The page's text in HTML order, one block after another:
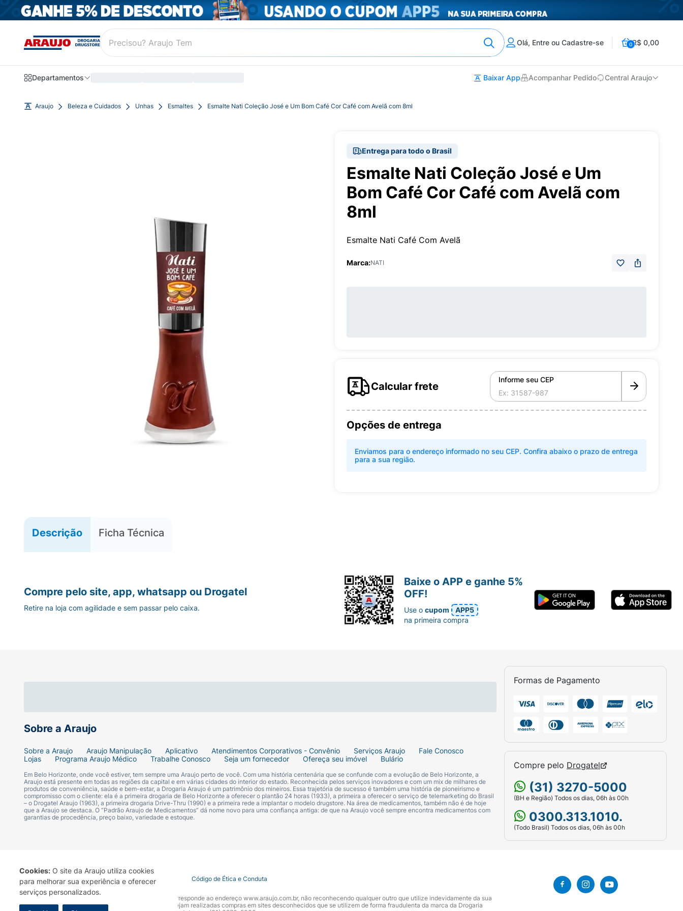
Cookies: O site da Araujo utiliza cookies
para melhorar sua experiência e oferecer
serviços personalizados.
Olá, Entre ou Cadastre-se 0R$ 0,00
Departamentos Baixar App Acompanhar Pedido Central Araujo
Araujo Beleza e Cuidados Unhas Esmaltes Esmalte Nati Coleção José e Um Bom Café Cor Café com Avelã com 8ml
Entrega para todo o Brasil
Esmalte Nati Coleção José e Um
Bom Café Cor Café com Avelã com
8ml
Esmalte Nati Café Com Avelã
Marca:NATI
Calcular frete
Informe seu CEP
Opções de entrega
Enviamos para o endereço informado no seu CEP. Confira abaixo o prazo de entrega
para a sua região.
Descrição Ficha Técnica
Sobre a Araujo
Sobre a Araujo Araujo Manipulação Aplicativo Atendimentos Corporativos - Convênio Serviços Araujo
Fale Conosco
Lojas
Programa Araujo Médico Trabalhe Conosco Seja um fornecedor Ofereça seu imóvel Bulário
Em Belo Horizonte, onde você estiver, tem sempre uma Araujo perto de você. Com uma história centenária que se confunde com a evolução de Belo Horizonte, a
Araujo está presente em todas as regiões da capital e em várias cidades do interior do estado. Reconhecida pelos serviços inovadores e com um mix de milhares de
produtos de conveniência, saúde e bem-estar, a Drogaria Araujo é um patrimônio dos mineiros. Essa trajetória de sucesso é também uma história de pioneirismo e
compromisso com o cliente: ela é a primeira drogaria de Belo Horizonte a oferecer o plantão 24 horas (1933), a primeira a oferecer o serviço de telemarketing do Brasil
– o Drogatel Araujo (1963), a primeira drogaria Drive-Thru (1990) e a primeira rede a implantar o modelo drugstore. Na área de medicamentos, também não é de hoje
que a Araujo se destaca. O “Padrão Araujo de Medicamentos” dá nome novo para uma confiança antiga: de que na Araujo você sempre encontra medicamentos com
garantias de procedência, preço baixo, variedade e estoque.
Formas de Pagamento
Compre pelo Drogatel
(31) 3270-5000
(BH e Região) Todos os dias, 06h às 00h
0300.313.1010.
(Todo Brasil) Todos os dias, 06h às 00h
Compre pelo site, app, whatsapp ou Drogatel
Retire na loja com agilidade e sem passar pelo caixa.
Baixe o APP e ganhe 5%
OFF!
Use ocupom
APP5
na primeira compra
Termo de Uso Portal da Privacidade Covid-19 Código de Ética e Conduta
A Drogaria Araujo S/A informa que o seu site oficial corresponde ao endereço www.araujo.com.br, não reconhecendo qualquer outro que utilize indevidamente da sua
marca. Para sua segurança recomendamos que não sejam realizadas compras em sites desconhecidos que se utilizem de forma fraudulenta da marca da Drogaria